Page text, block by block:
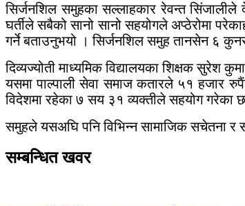
सिर्जनशिल समुहका सल्लाहकार रेवन्त सिंजालीले
घर्तीले सबैको सानो सानो सहयोगले अप्ठेरोमा
गर्ने बताउनुभयो । सिर्जनशिल समुह तानसेन ६
दिव्यज्योती माध्यमिक विद्यालयका शिक्षक सुरेश
यसमा पाल्पाली सेवा समाज कतारले ५१ हजार
विदेशमा रहेका ७ सय ३१ व्यक्तीले सहयोग गरेका
समुहले यसअघि पनि विभिन्न सामाजिक सचेतना र
सम्बन्धित खवर